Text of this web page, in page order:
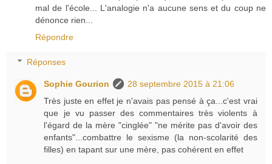
mal de l'école... L'analogie n'a aucune sens et du coup ne
dénonce rien...
Répondre
Réponses
Sophie Gourion
28 septembre 2015 à 21:06
Très juste en effet je n'avais pas pensé à ça...c'est vrai
que je vu passer des commentaires très violents à
l'égard de la mère "cinglée" "ne mérite pas d'avoir des
enfants"...combattre le sexisme (la non-scolarité des
filles) en tapant sur une mère, pas cohérent en effet